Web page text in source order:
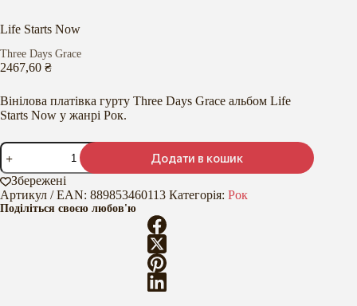
Life Starts Now
Three Days Grace
2467,60 ₴
Вінілова платівка гурту Three Days Grace альбом Life
Starts Now у жанрі Рок.
Life
Starts
Now
кількість
Додати в кошик
Збережені
Артикул / EAN: 889853460113 Категорія: Рок
Поділіться своєю любов'ю